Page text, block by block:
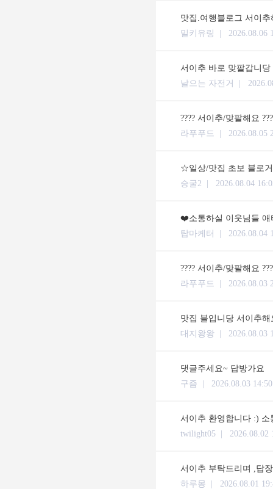
맛집.여행블로그 서이
밀키유링 | 2026.08.06
서이추 바로 맞팔갑니당
날으는 자전거 |
???? 서이추/맞팔해요
라푸푸드 | 2026.08.05
☆일상/맛집 초보 블로
승굴2 | 2026.08.04
❤️소통하실 이웃님들
탑마케터 | 2026.08.04
???? 서이추/맞팔해요
라푸푸드 | 2026.08.03
맛집 블입니당 서이추
대지왕왕 | 2026.08.03
댓글주세요~ 답방가요
구즘 | 2026.08.03 14:50
서이추 환영합니다 :)
twilight05 | 2026.08.02
서이추 부탁드리며 ,답
하루몽 | 2026.08.01